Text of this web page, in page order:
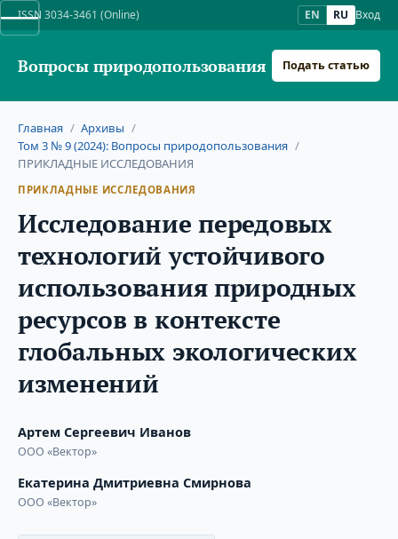
ISSN 3034-3461 (Online) EN RU Вход
Вопросы природопользования Подать статью
Главная / Архивы /
Том 3 № 9 (2024): Вопросы природопользования /
ПРИКЛАДНЫЕ ИССЛЕДОВАНИЯ
ПРИКЛАДНЫЕ ИССЛЕДОВАНИЯ
Исследование передовых
технологий устойчивого
использования природных
ресурсов в контексте
глобальных экологических
изменений
Артем Сергеевич Иванов
ООО «Вектор»
Екатерина Дмитриевна Смирнова
ООО «Вектор»